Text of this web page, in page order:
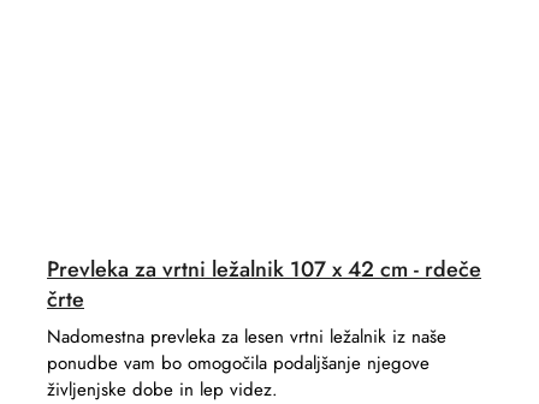
Prevleka za vrtni ležalnik 107 x 42 cm - rdeče
črte
Nadomestna prevleka za lesen vrtni ležalnik iz naše
ponudbe vam bo omogočila podaljšanje njegove
življenjske dobe in lep videz.